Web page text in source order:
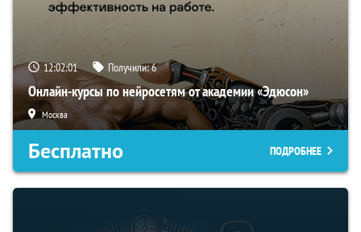
12:02:00 Получили:6
Онлайн-курсы по нейросетям от академии «Эдюсон»
Москва
Бесплатно ПОДРОБНЕЕ